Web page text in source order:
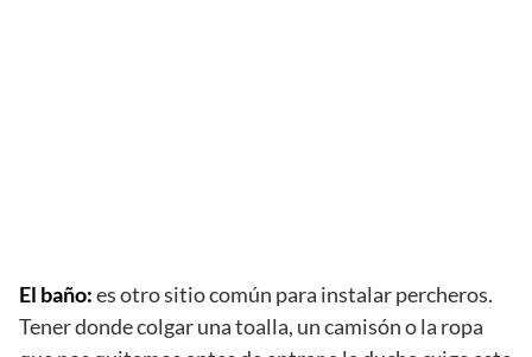
El baño:es otro sitio común para instalar percheros.
Tener donde colgar una toalla, un camisón o la ropa